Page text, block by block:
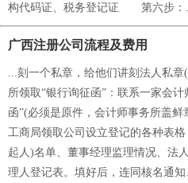
构代码证、税务登记证 第六步：
广西注册公司流程及费用
...刻一个私章，给他们讲刻法人
所领取“银行询征函”：联系一家会
函”(必须是原件，会计师事务所
工商局领取公司设立登记的各种表
起人)名单、董事经理监理情况、法
理人登记表。填好后，连同核名通知